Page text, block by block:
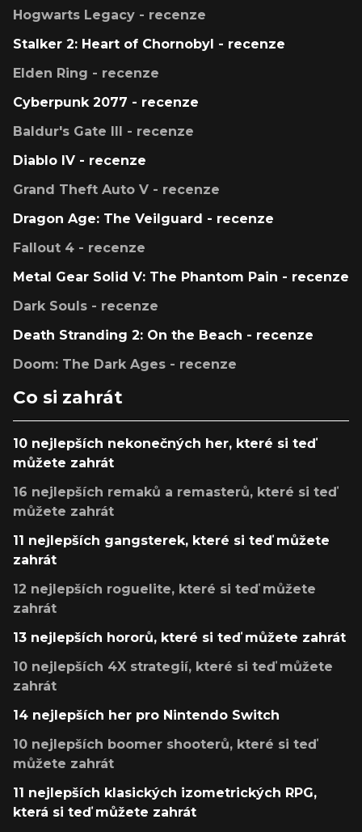
Hogwarts Legacy - recenze
Stalker 2: Heart of Chornobyl - recenze
Elden Ring - recenze
Cyberpunk 2077 - recenze
Baldur's Gate III - recenze
Diablo IV - recenze
Grand Theft Auto V - recenze
Dragon Age: The Veilguard - recenze
Fallout 4 - recenze
Metal Gear Solid V: The Phantom Pain - recenze
Dark Souls - recenze
Death Stranding 2: On the Beach - recenze
Doom: The Dark Ages - recenze
Co si zahrát
10 nejlepších nekonečných her, které si teď
můžete zahrát
16 nejlepších remaků a remasterů, které si teď
můžete zahrát
11 nejlepších gangsterek, které si teď můžete
zahrát
12 nejlepších roguelite, které si teď můžete
zahrát
13 nejlepších hororů, které si teď můžete zahrát
10 nejlepších 4X strategií, které si teď můžete
zahrát
14 nejlepších her pro Nintendo Switch
10 nejlepších boomer shooterů, které si teď
můžete zahrát
11 nejlepších klasických izometrických RPG,
která si teď můžete zahrát